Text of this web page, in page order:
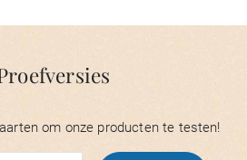
om onze producten te testen!